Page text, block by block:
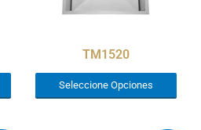
TM1520
Seleccione Opciones